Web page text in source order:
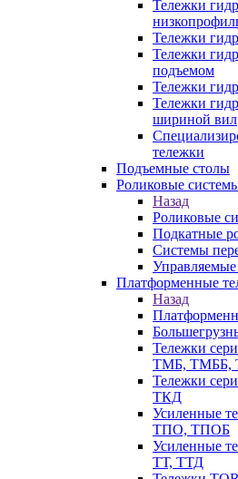
Тележки
Тележки
Тележки
подъемом
Тележки
Тележки
шириной вил
тележки
Подъемные столы
Роликовые
Назад
Роликовые
Подкатные
Системы
Платформенные
Назад
Тележки
ТМБ, ТМББ,
Тележки
ТКД
Усиленные
ТПО, ТПОБ
Усиленные
ТТ, ТТД